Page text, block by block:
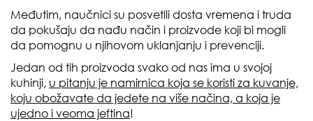
Međutim, naučnici su posvetili dosta vremena i truda
da pokušaju da nađu način i proizvode koji bi mogli
da pomognu u njihovom uklanjanju i prevenciji.
Jedan od tih proizvoda svako od nas ima u svojoj
kuhinji, u pitanju je namirnica koja se koristi za kuvanje,
koju obožavate da jedete na više načina, a koja je
ujedno i veoma jeftina!